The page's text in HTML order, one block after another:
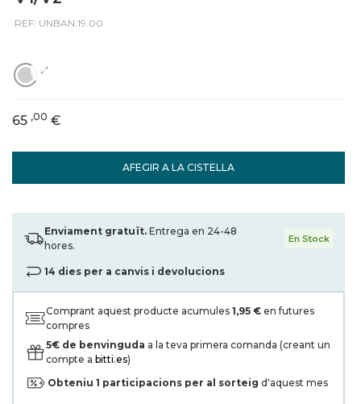
REF: UNBAN.19.00
AFEGIR A LA CISTELLA
65 ,00 €
Enviament gratuït. Entrega en 24-48
hores.
En Stock
14 dies per a canvis i devolucions
Comprant aquest producte acumules 1,95 € en futures
compres
5€ de benvinguda a la teva primera comanda (creant un
compte a bitti.es)
Obteniu 1 participacions per al sorteig d'aquest mes